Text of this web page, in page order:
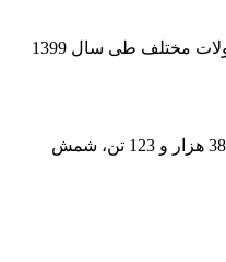
به گزارش خبرگزاری فارس به نقل از روابط عمومی شرکت فولاد مبارکه، بر پایه جداول منتشر شده. از سوی ایمیدرو، میزان تولید شرکت های فعال در صنعت فولاد برای محصولات مختلف طی سال 1399
شرکت ذوب آهن اصفهان نیز در مدت 12 ماهه سال 1399 موفق شده. در سبد محصولات فولادی خود به این شکل عمل کند. تیرآهن 817 هزار و 205 تن. میلگرد 524 هزار تن. کلاف 38 هزار و 123 تن، شمش